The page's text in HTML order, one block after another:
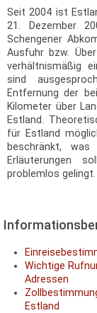
Seit 2004 ist
21. Dezember
Schengener
Ausfuhr bzw.
verhältnismäßig
sind
Entfernung der
Kilometer über
Estland.
für Estland
beschränkt,
Erläuterungen
problemlos gelingt.
Wichtige
Adressen
Estland